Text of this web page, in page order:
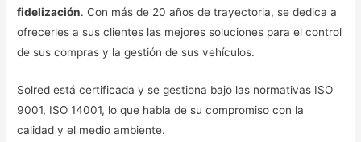
fidelización. Con más de 20 años de trayectoria, se dedica a
ofrecerles a sus clientes las mejores soluciones para el control
de sus compras y la gestión de sus vehículos.
Solred está certificada y se gestiona bajo las normativas ISO
9001, ISO 14001, lo que habla de su compromiso con la
calidad y el medio ambiente.